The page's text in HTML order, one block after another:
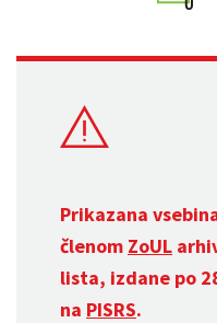
Prikazana
členom ZoUL
lista, izdane po
na PISRS.